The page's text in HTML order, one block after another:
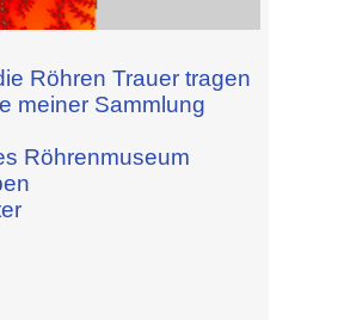
Röhren Trauer tragen
meiner Sammlung
Röhrenmuseum